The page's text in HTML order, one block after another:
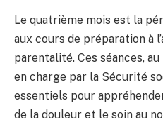
Le quatrième mois est la
aux cours de préparation à
parentalité. Ces séances,
en charge par la Sécurité
essentiels pour
de la douleur et le soin au